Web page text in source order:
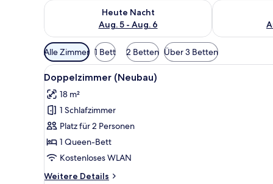
Heute Nacht
Aug. 5 - Aug. 6
Überprüfe die Verfügbarkeit für heute Nacht, Aug. 5
Überprüfe
Verfügbare
Filter
für
Zimmer
Alle Zimmer 1 Bett 2 Betten Über 3 Betten
Alle
Fotos
für
Doppelzimmer
(Neubau)
anzeigen
Ein modernes Hotelzimmer
5
Doppelzimmer (Neubau)
18 m²
1 Schlafzimmer
Platz für 2 Personen
1 Queen-Bett
Kostenloses WLAN
Weitere Details
Weitere